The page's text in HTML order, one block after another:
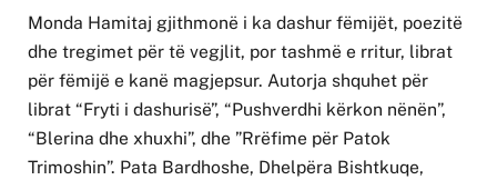
Monda Hamitaj gjithmonë i ka dashur fëmijët, poezitë
dhe tregimet për të vegjlit, por tashmë e rritur, librat
për fëmijë e kanë magjepsur. Autorja shquhet për
librat “Fryti i dashurisë”, “Pushverdhi kërkon nënën”,
“Blerina dhe xhuxhi”, dhe ”Rrëfime për Patok
Trimoshin”. Pata Bardhoshe, Dhelpëra Bishtkuqe,